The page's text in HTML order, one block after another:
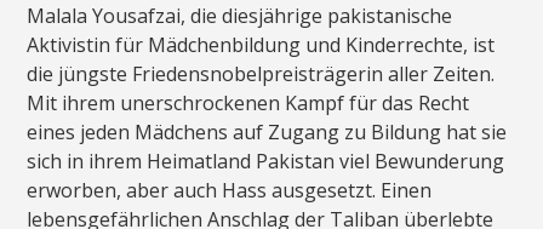
Malala Yousafzai, die diesjährige pakistanische
Aktivistin für Mädchenbildung und Kinderrechte, ist
die jüngste Friedensnobelpreisträgerin aller Zeiten.
Mit ihrem unerschrockenen Kampf für das Recht
eines jeden Mädchens auf Zugang zu Bildung hat sie
sich in ihrem Heimatland Pakistan viel Bewunderung
erworben, aber auch Hass ausgesetzt. Einen
lebensgefährlichen Anschlag der Taliban überlebte